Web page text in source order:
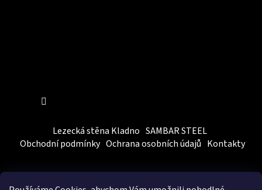
Lezecká stěna Kladno SAMBAR STEEL
Obchodní podmínky Ochrana osobních údajů Kontakty